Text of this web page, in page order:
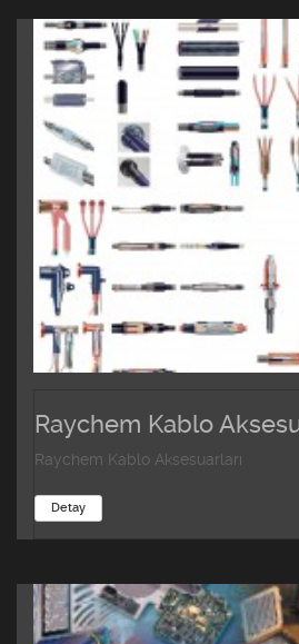
Raychem Kablo
Raychem Kablo Aksesuarları
Detay